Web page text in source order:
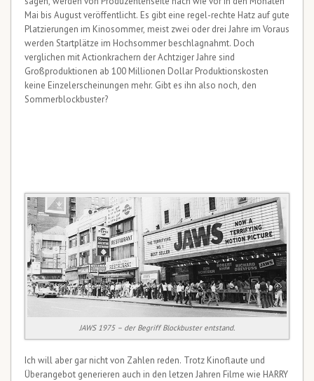
Mai bis August veröffentlicht. Es gibt eine regel-rechte Hatz auf gute
Platzierungen im Kinosommer, meist zwei oder drei Jahre im Voraus
werden Startplätze im Hochsommer beschlagnahmt. Doch
verglichen mit Actionkrachern der Achtziger Jahre sind
Großproduktionen ab 100 Millionen Dollar Produktionskosten
keine Einzelerscheinungen mehr. Gibt es ihn also noch, den
Sommerblockbuster?
JAWS 1975 – der Begriff Blockbuster entstand.
Ich will aber gar nicht von Zahlen reden. Trotz Kinoflaute und
Überangebot generieren auch in den letzen Jahren Filme wie HARRY